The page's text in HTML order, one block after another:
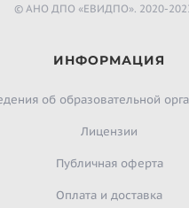
© АНО ДПО «ЕВИДПО». 2020-
ИНФОРМАЦИЯ
об образовательной
Лицензии
Публичная оферта
Оплата и доставка